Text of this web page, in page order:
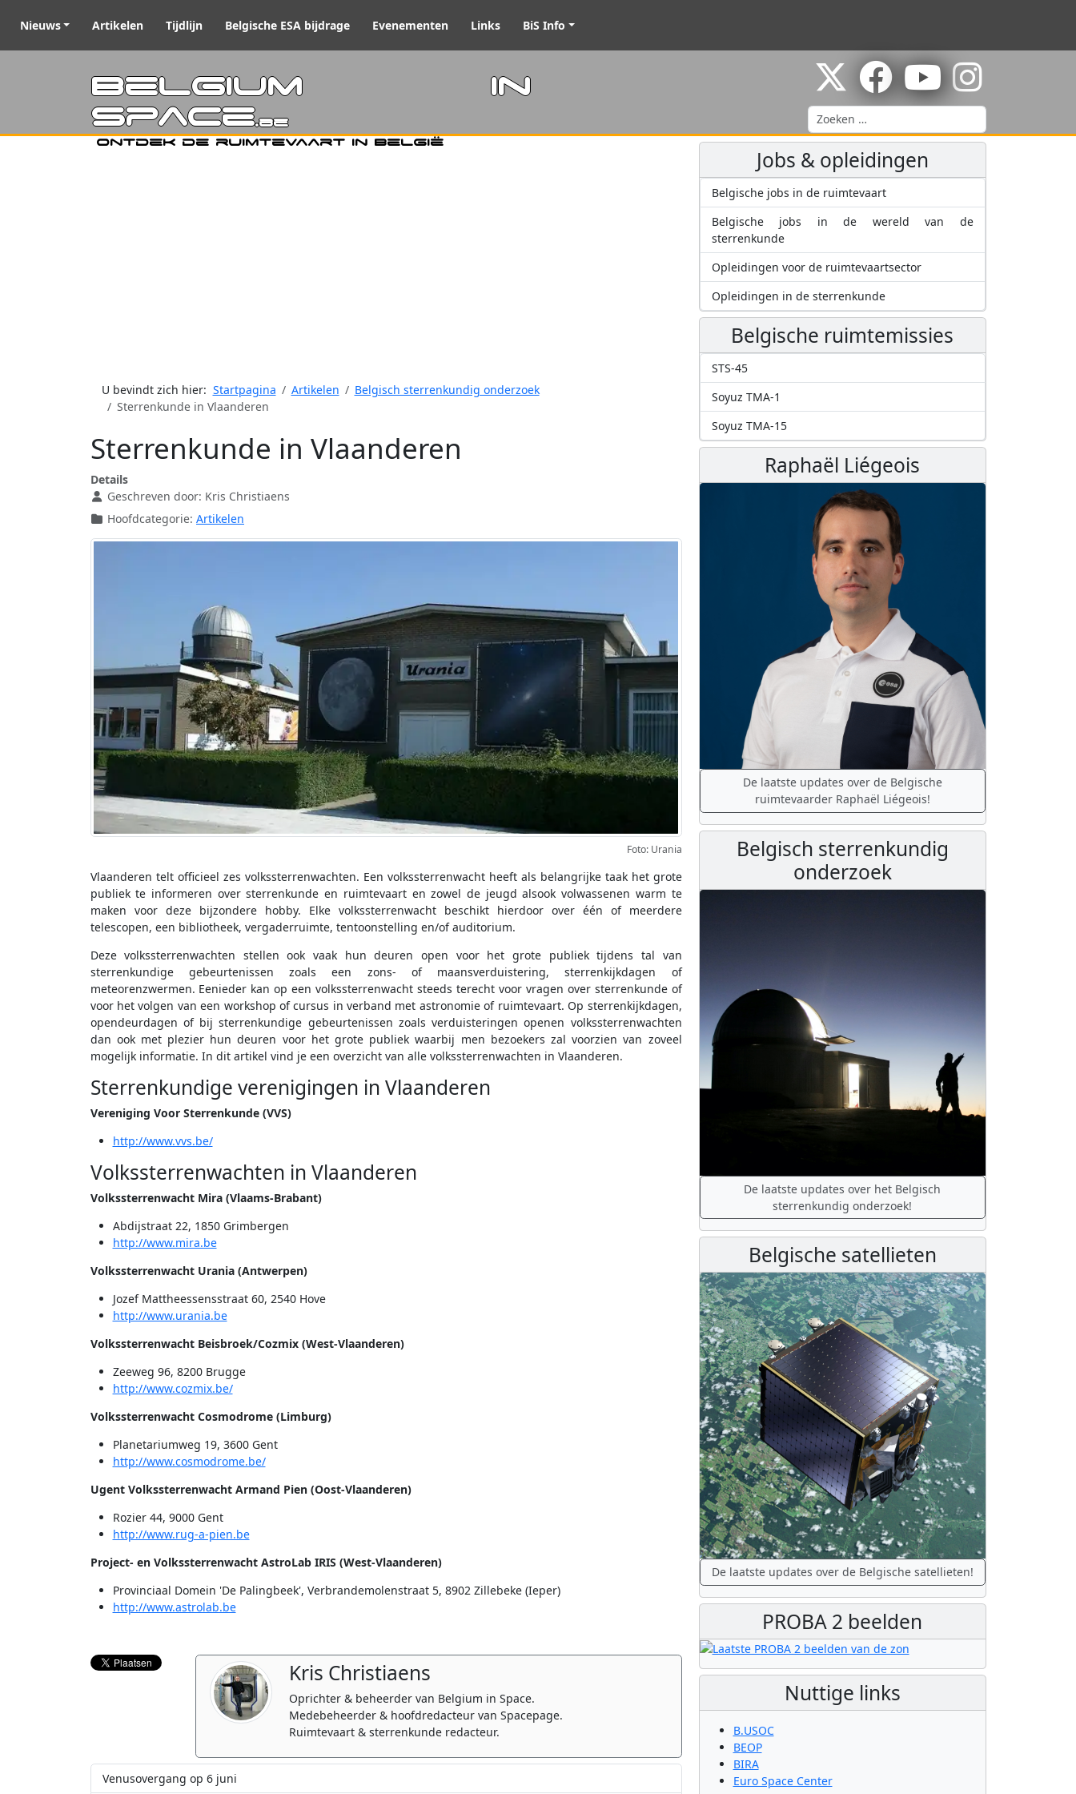
Nieuws Artikelen Tijdlijn Belgische ESA bijdrage Evenementen Links BiS Info
Belgium in
Space.be
Ontdek de ruimtevaart in België
Zoeken
U bevindt zich hier: Startpagina Artikelen
Belgisch sterrenkundig onderzoek
Sterrenkunde in Vlaanderen
Sterrenkunde in Vlaanderen
Details
Geschreven door: Kris Christiaens
Hoofdcategorie: Artikelen
Foto: Urania
Vlaanderen telt officieel zes volkssterrenwachten. Een volkssterrenwacht heeft als belangrijke taak het grote
publiek te informeren over sterrenkunde en ruimtevaart en zowel de jeugd alsook volwassenen warm te
maken voor deze bijzondere hobby. Elke volkssterrenwacht beschikt hierdoor over één of meerdere
telescopen, een bibliotheek, vergaderruimte, tentoonstelling en/of auditorium.
Deze volkssterrenwachten stellen ook vaak hun deuren open voor het grote publiek tijdens tal van
sterrenkundige gebeurtenissen zoals een zons- of maansverduistering, sterrenkijkdagen of
meteorenzwermen. Eenieder kan op een volkssterrenwacht steeds terecht voor vragen over sterrenkunde of
voor het volgen van een workshop of cursus in verband met astronomie of ruimtevaart. Op sterrenkijkdagen,
opendeurdagen of bij sterrenkundige gebeurtenissen zoals verduisteringen openen volkssterrenwachten
dan ook met plezier hun deuren voor het grote publiek waarbij men bezoekers zal voorzien van zoveel
mogelijk informatie. In dit artikel vind je een overzicht van alle volkssterrenwachten in Vlaanderen.
Sterrenkundige verenigingen in Vlaanderen
Vereniging Voor Sterrenkunde (VVS)
http://www.vvs.be/
Volkssterrenwachten in Vlaanderen
Volkssterrenwacht Mira (Vlaams-Brabant)
Abdijstraat 22, 1850 Grimbergen
http://www.mira.be
Volkssterrenwacht Urania (Antwerpen)
Jozef Mattheessensstraat 60, 2540 Hove
http://www.urania.be
Volkssterrenwacht Beisbroek/Cozmix (West-Vlaanderen)
Zeeweg 96, 8200 Brugge
http://www.cozmix.be/
Volkssterrenwacht Cosmodrome (Limburg)
Planetariumweg 19, 3600 Gent
http://www.cosmodrome.be/
Ugent Volkssterrenwacht Armand Pien (Oost-Vlaanderen)
Rozier 44, 9000 Gent
http://www.rug-a-pien.be
Project- en Volkssterrenwacht AstroLab IRIS (West-Vlaanderen)
Provinciaal Domein 'De Palingbeek', Verbrandemolenstraat 5, 8902 Zillebeke (Ieper)
http://www.astrolab.be
Kris Christiaens
Oprichter & beheerder van Belgium in Space.
Medebeheerder & hoofdredacteur van Spacepage.
Ruimtevaart & sterrenkunde redacteur.
Venusovergang op 6 juni
Jobs & opleidingen
Belgische jobs in de ruimtevaart
Belgische jobs in de wereld van de
sterrenkunde
Opleidingen voor de ruimtevaartsector
Opleidingen in de sterrenkunde
Belgische ruimtemissies
STS-45
Soyuz TMA-1
Soyuz TMA-15
Raphaël Liégeois
De laatste updates over de Belgische
ruimtevaarder Raphaël Liégeois!
Belgisch sterrenkundig
onderzoek
De laatste updates over het Belgisch
sterrenkundig onderzoek!
Belgische satellieten
De laatste updates over de Belgische satellieten!
PROBA 2 beelden
Nuttige links
B.USOC
BEOP
BIRA
Euro Space Center